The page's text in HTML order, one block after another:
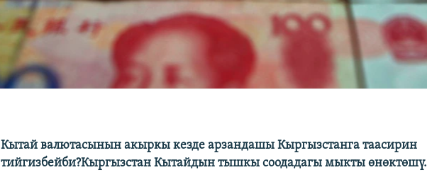
Кытай валютасынын акыркы кезде арзандашы Кыргызстанга таасирин
тийгизбейби?Кыргызстан Кытайдын тышкы соодадагы мыкты өнөктөшү.